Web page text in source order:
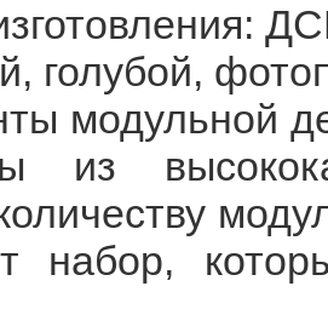
голубой,
модульной
из
набор,